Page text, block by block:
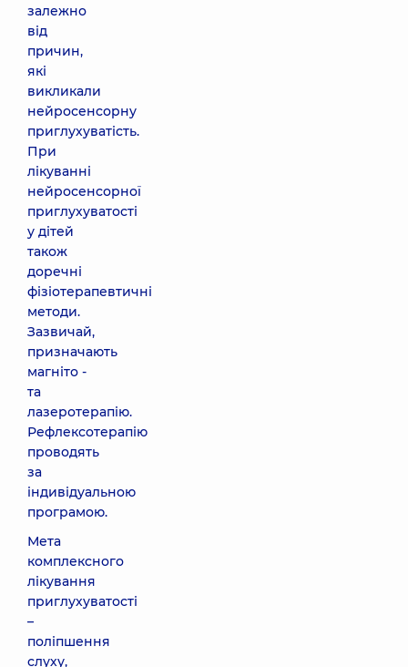
залежно
від
причин,
які
викликали
нейросенсорну
приглухуватість.
При
лікуванні
нейросенсорної
приглухуватості
у дітей
також
доречні
фізіотерапевтичні
методи.
Зазвичай,
призначають
магніто -
та
лазеротерапію.
Рефлексотерапію
проводять
за
індивідуальною
програмою.
Мета
комплексного
лікування
приглухуватості
–
поліпшення
слуху,